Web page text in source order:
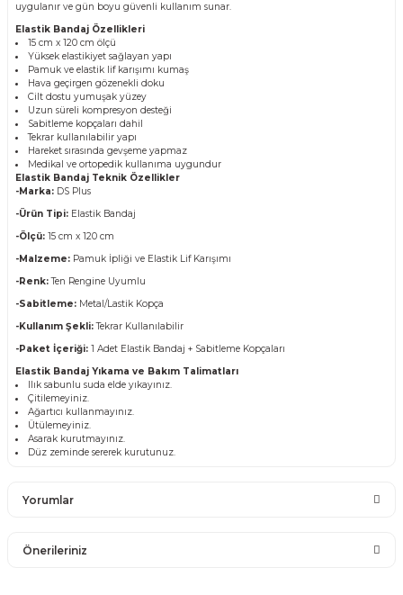
uygulanır ve gün boyu güvenli kullanım sunar.
Elastik Bandaj Özellikleri
15 cm x 120 cm ölçü
Yüksek elastikiyet sağlayan yapı
Pamuk ve elastik lif karışımı kumaş
Hava geçirgen gözenekli doku
Cilt dostu yumuşak yüzey
Uzun süreli kompresyon desteği
Sabitleme kopçaları dahil
Tekrar kullanılabilir yapı
Hareket sırasında gevşeme yapmaz
Medikal ve ortopedik kullanıma uygundur
Elastik Bandaj Teknik Özellikler
-Marka: DS Plus
-Ürün Tipi: Elastik Bandaj
-Ölçü: 15 cm x 120 cm
-Malzeme: Pamuk İpliği ve Elastik Lif Karışımı
-Renk:Ten Rengine Uyumlu
-Sabitleme: Metal/Lastik Kopça
-Kullanım Şekli:Tekrar Kullanılabilir
-Paket İçeriği: 1 Adet Elastik Bandaj + Sabitleme Kopçaları
Elastik Bandaj Yıkama ve Bakım Talimatları
Ilık sabunlu suda elde yıkayınız.
Çitilemeyiniz.
Ağartıcı kullanmayınız.
Ütülemeyiniz.
Asarak kurutmayınız.
Düz zeminde sererek kurutunuz.
Yorumlar
Önerileriniz